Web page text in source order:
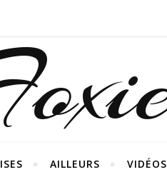
AILLEURS VIDÉOS